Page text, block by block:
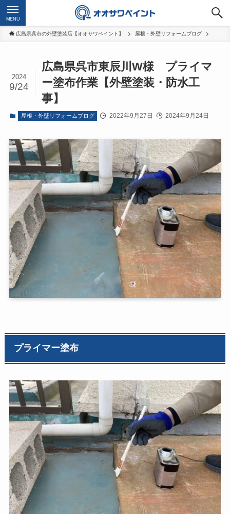
MENU
広島県呉市の外壁塗装店【オオサワペイント】 屋根・外壁リフォームブログ
広島県呉市東辰川W様 プライマ
ー塗布作業【外壁塗装・防水工
事】
2024
9/24
屋根・外壁リフォームブログ 2022年9月27日 2024年9月24日
プライマー塗布